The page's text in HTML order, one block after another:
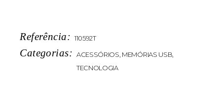
Referência: 110592T
Categorias: ACESSÓRIOS, MEMÓRIAS USB,
TECNOLOGIA